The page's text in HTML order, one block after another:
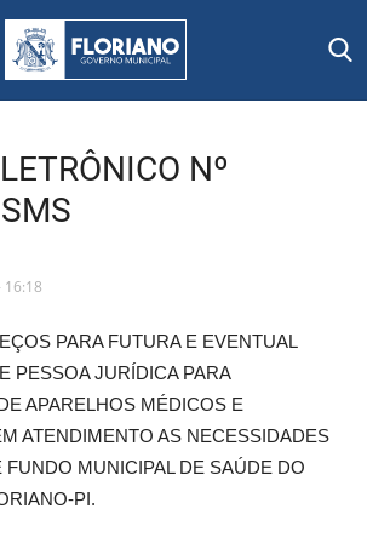
Nº
16:18
PARA FUTURA E EVENTUAL
PESSOA JURÍDICA PARA
APARELHOS MÉDICOS E
ATENDIMENTO AS NECESSIDADES
FUNDO MUNICIPAL DE SAÚDE DO
PI.